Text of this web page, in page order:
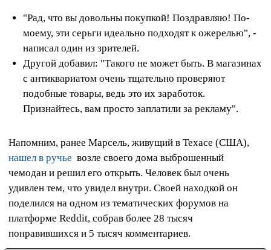
"Рад, что вы довольны покупкой! Поздравляю! По-
моему, эти серьги идеально подходят к ожерелью", -
написал один из зрителей.
Другой добавил: "Такого не может быть. В магазинах
с антиквариатом очень тщательно проверяют
подобные товары, ведь это их заработок.
Признайтесь, вам просто заплатили за рекламу".
Напомним, ранее Марсель, живущий в Техасе (США),
нашел в ручье возле своего дома выброшенный
чемодан и решил его открыть. Человек был очень
удивлен тем, что увидел внутри. Своей находкой он
поделился на одном из тематических форумов на
платформе Reddit, собрав более 28 тысяч
понравившихся и 5 тысяч комментариев.